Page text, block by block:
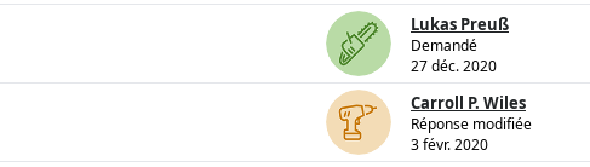
Lukas Preuß
Demandé
27 déc. 2020
Carroll P. Wiles
Réponse modifiée
3 févr. 2020